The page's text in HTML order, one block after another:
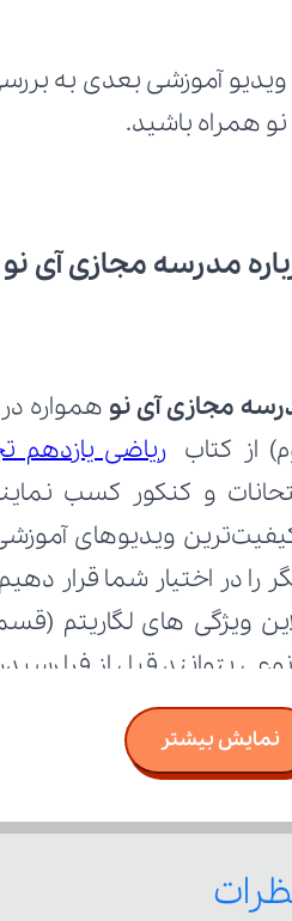
ویدیو آموزشی بعدی به
همراه باشید.
مدرسه مجازی آی
مجازی آی نو
از کتاب ریاضی یازدهم
بتوانند قبل از فرا
نمایش بیشتر